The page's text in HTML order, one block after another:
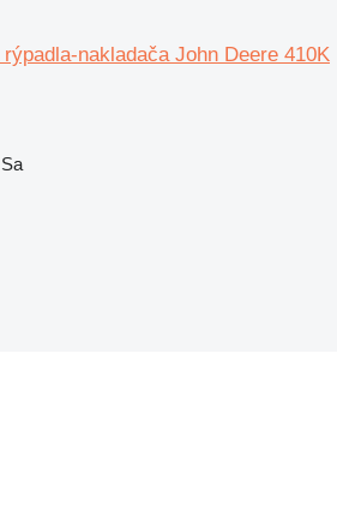
nakladača John Deere 410K